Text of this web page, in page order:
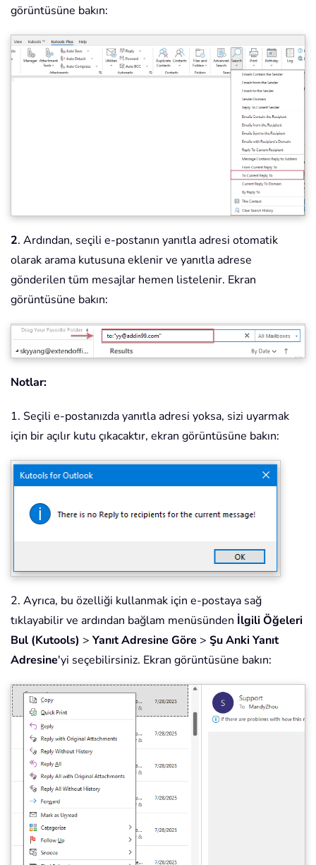
görüntüsüne bakın:
2. Ardından, seçili e-postanın yanıtla adresi otomatik
olarak arama kutusuna eklenir ve yanıtla adrese
gönderilen tüm mesajlar hemen listelenir. Ekran
görüntüsüne bakın:
Notlar:
1. Seçili e-postanızda yanıtla adresi yoksa, sizi uyarmak
için bir açılır kutu çıkacaktır, ekran görüntüsüne bakın:
2. Ayrıca, bu özelliği kullanmak için e-postaya sağ
tıklayabilir ve ardından bağlam menüsünden İlgili Öğeleri
Bul (Kutools) > Yanıt Adresine Göre > Şu Anki Yanıt
Adresine'yi seçebilirsiniz. Ekran görüntüsüne bakın: